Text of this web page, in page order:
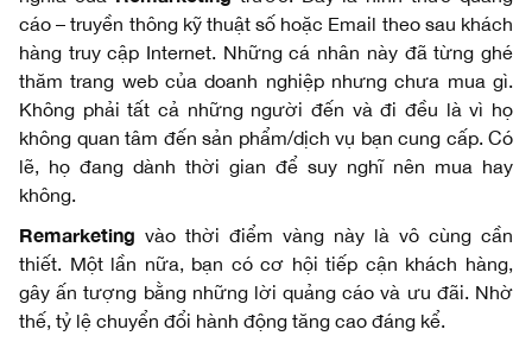
cáo – truyền thông kỹ thuật số hoặc Email theo sau khách
hàng truy cập Internet. Những cá nhân này đã từng ghé
thăm trang web của doanh nghiệp nhưng chưa mua gì.
Không phải tất cả những người đến và đi đều là vì họ
không quan tâm đến sản phẩm/dịch vụ bạn cung cấp. Có
lẽ, họ đang dành thời gian để suy nghĩ nên mua hay
không.
Remarketing vào thời điểm vàng này là vô cùng cần
thiết. Một lần nữa, bạn có cơ hội tiếp cận khách hàng,
gây ấn tượng bằng những lời quảng cáo và ưu đãi. Nhờ
thế, tỷ lệ chuyển đổi hành động tăng cao đáng kể.